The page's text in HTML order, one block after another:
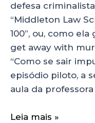
defesa
“Middleton Law
100”, ou, como
get away with
“Como se sair
episódio piloto, a
aula da
Leia mais »